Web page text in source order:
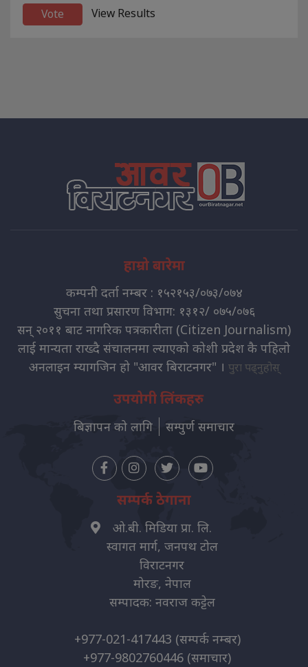
View Results
हाम्रो बारेमा
कम्पनी दर्ता नम्बर : १५२१५३/०७३/०७४
सुचना तथा प्रसारण विभाग: १३१२/ ०७५/०७६
सन् २०११ बाट नागरिक पत्रकारीता (Citizen Journalism)
लाई मान्यता राख्दै संचालनमा ल्याएको कोशी प्रदेश कै पहिलो
अनलाइन म्यागजिन हो "आवर बिराटनगर" । पुरा पढ्नुहोस्
उपयोगी लिंकहरु
बिज्ञापन को लागि सम्पुर्ण समाचार
सम्पर्क ठेगाना
ओ.बी. मिडिया प्रा. लि.
स्वागत मार्ग, जनपथ टोल
विराटनगर
मोरङ, नेपाल
सम्पादक: नवराज कट्टेल
+977-021-417443 (सम्पर्क नम्बर)
+977-9802760446 (समाचार)